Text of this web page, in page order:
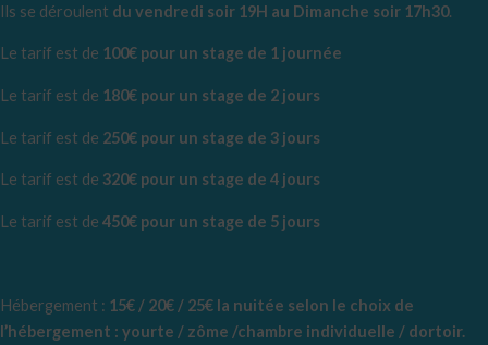
Ils se déroulent du vendredi soir 19H au Dimanche soir 17h30.
Le tarif est de 100€ pour un stage de 1 journée
Le tarif est de 180€ pour un stage de 2 jours
Le tarif est de 250€ pour un stage de 3 jours
Le tarif est de 320€ pour un stage de 4 jours
Le tarif est de 450€ pour un stage de 5 jours
Hébergement : 15€ / 20€ / 25€ la nuitée selon le choix de
l’hébergement : yourte / zôme /chambre individuelle / dortoir.